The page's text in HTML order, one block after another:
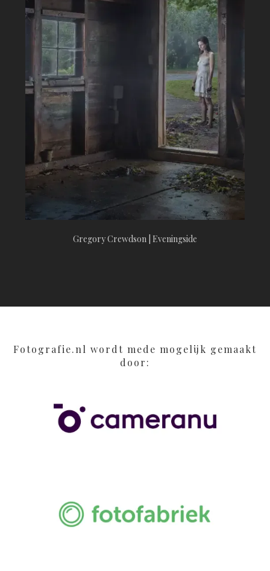
Gregory Crewdson | Eveningside
Fotografie.nl wordt mede mogelijk gemaakt
door: